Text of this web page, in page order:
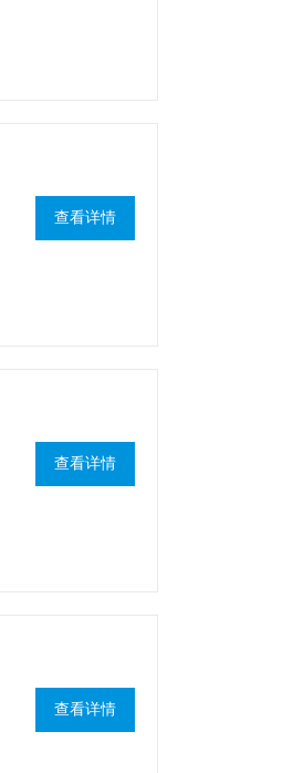
查看详情
查看详情
查看详情